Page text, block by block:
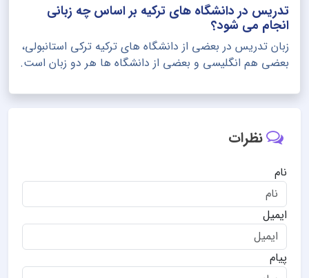
تدریس در دانشگاه های ترکیه بر اساس چه زبانی
انجام می شود؟
زبان تدریس در بعضی از دانشگاه های ترکیه ترکی استانبولی،
بعضی هم انگلیسی و بعضی از دانشگاه ها هر دو زبان است.
نظرات
نام
ایمیل
پیام